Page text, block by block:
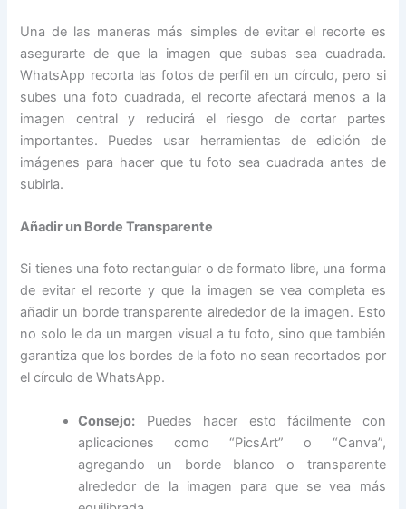
Una de las maneras más simples de evitar el recorte es
asegurarte de que la imagen que subas sea cuadrada.
WhatsApp recorta las fotos de perfil en un círculo, pero si
subes una foto cuadrada, el recorte afectará menos a la
imagen central y reducirá el riesgo de cortar partes
importantes. Puedes usar herramientas de edición de
imágenes para hacer que tu foto sea cuadrada antes de
subirla.
Añadir un Borde Transparente
Si tienes una foto rectangular o de formato libre, una forma
de evitar el recorte y que la imagen se vea completa es
añadir un borde transparente alrededor de la imagen. Esto
no solo le da un margen visual a tu foto, sino que también
garantiza que los bordes de la foto no sean recortados por
el círculo de WhatsApp.
Consejo: Puedes hacer esto fácilmente con
aplicaciones como “PicsArt” o “Canva”,
agregando un borde blanco o transparente
alrededor de la imagen para que se vea más